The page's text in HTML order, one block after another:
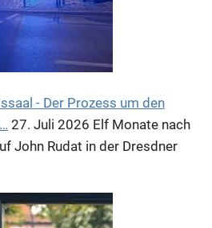
- Der Prozess um den
27. Juli 2026 Elf Monate nach
John Rudat in der Dresdner